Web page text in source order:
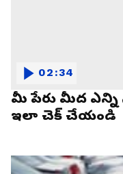
మీ పేరు మీద
ఇలా చెక్ చేయండి
02:34